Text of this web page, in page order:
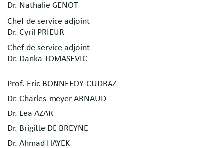
Dr. Nathalie GENOT
Chef de service adjoint
Dr. Cyril PRIEUR
Chef de service adjoint
Dr. Danka TOMASEVIC
Prof. Eric BONNEFOY-CUDRAZ
Dr. Charles-meyer ARNAUD
Dr. Lea AZAR
Dr. Brigitte DE BREYNE
Dr. Ahmad HAYEK